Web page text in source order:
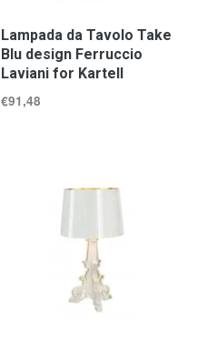
Lampada da Tavolo Take
Blu design Ferruccio
Laviani for Kartell
€91,48